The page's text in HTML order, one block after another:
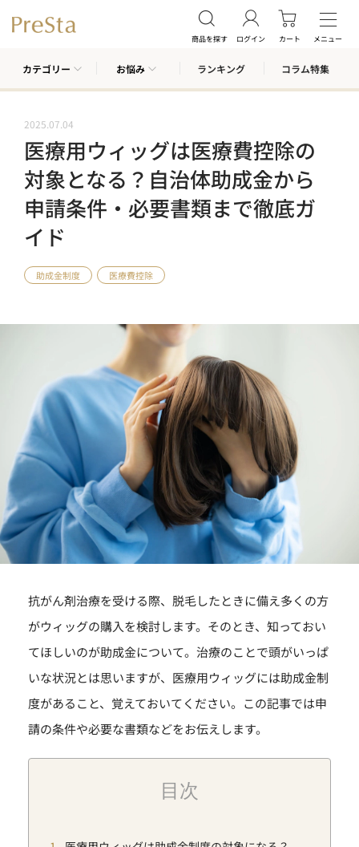
商品を探す ログイン カート メニュー
カテゴリー お悩み ランキング コラム特集
2025.07.04
医療用ウィッグは医療費控除の
対象となる？自治体助成金から
申請条件・必要書類まで徹底ガ
イド
助成金制度 医療費控除
抗がん剤治療を受ける際、脱毛したときに備え多くの方
がウィッグの購入を検討します。そのとき、知っておい
てほしいのが助成金について。治療のことで頭がいっぱ
いな状況とは思いますが、医療用ウィッグには助成金制
度があること、覚えておいてください。この記事では申
請の条件や必要な書類などをお伝えします。
目次